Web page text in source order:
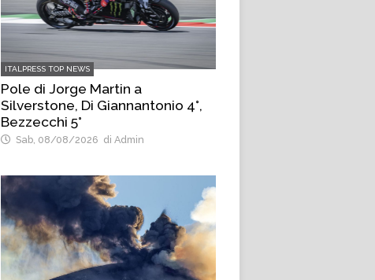
ITALPRESS TOP NEWS
Pole di Jorge Martin a
Silverstone, Di Giannantonio 4°,
Bezzecchi 5°
Sab, 08/08/2026 di Admin